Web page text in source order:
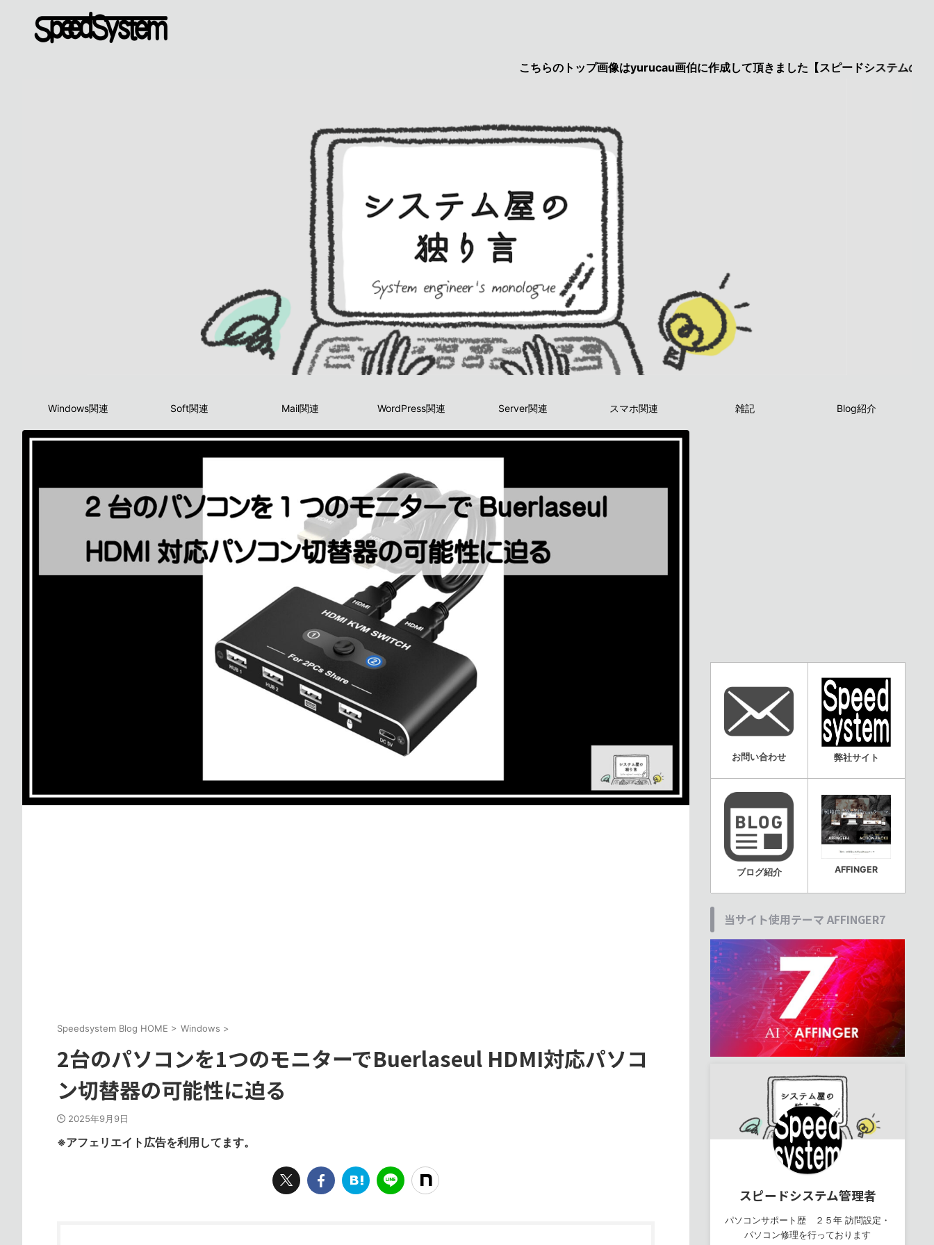
こちらのトップ画像はyurucau画伯に作成して頂きました【スピードシステムのページを見
Windows関連 Soft関連 Mail関連 WordPress関連 Server関連 スマホ関連 雑記 Blog紹介
Speedsystem Blog HOME > Windows >
2台のパソコンを1つのモニターでBuerlaseul HDMI対応パソコ
ン切替器の可能性に迫る
2025年9月9日
※アフェリエイト広告を利用してます。
お問い合わせ 弊社サイト
ブログ紹介 AFFINGER
当サイト使用テーマ AFFINGER7
スピードシステム管理者
パソコンサポート歴 ２５年 訪問設定・
パソコン修理を行っております